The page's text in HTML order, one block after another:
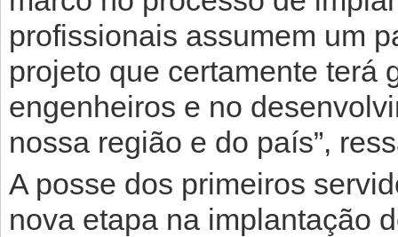
profissionais assumem um
projeto que certamente terá
engenheiros e no
nossa região e do país”,
A posse dos primeiros
nova etapa na implantação